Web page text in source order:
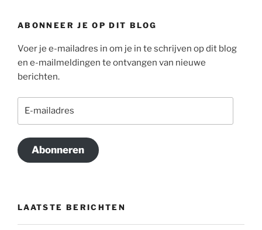
ABONNEER JE OP DIT BLOG
Voer je e-mailadres in om je in te schrijven op dit blog
en e-mailmeldingen te ontvangen van nieuwe
berichten.
Abonneren
LAATSTE BERICHTEN